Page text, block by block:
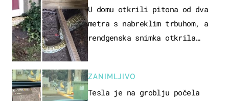
U domu otkrili pitona od dva
metra s nabreklim trbuhom, a
rendgenska snimka otkrila
ZANIMLJIVO
Tesla je na groblju počela